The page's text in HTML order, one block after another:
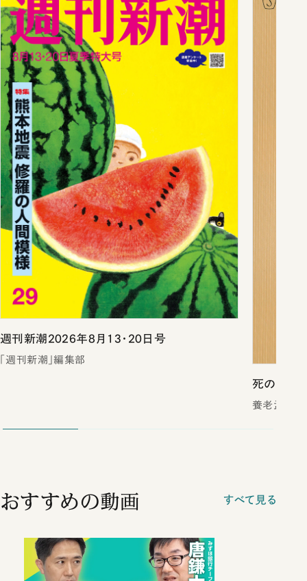
週刊新潮2026年8月13・20日号
「週刊新潮」編集部
死の壁
養老孟司／
おすすめの動画 すべて見る